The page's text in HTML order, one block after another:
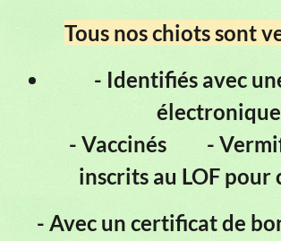
Tous nos chiots sont
- Identifiés avec
électronique
- Vaccinés -
inscrits au LOF pour
- Avec un certificat de